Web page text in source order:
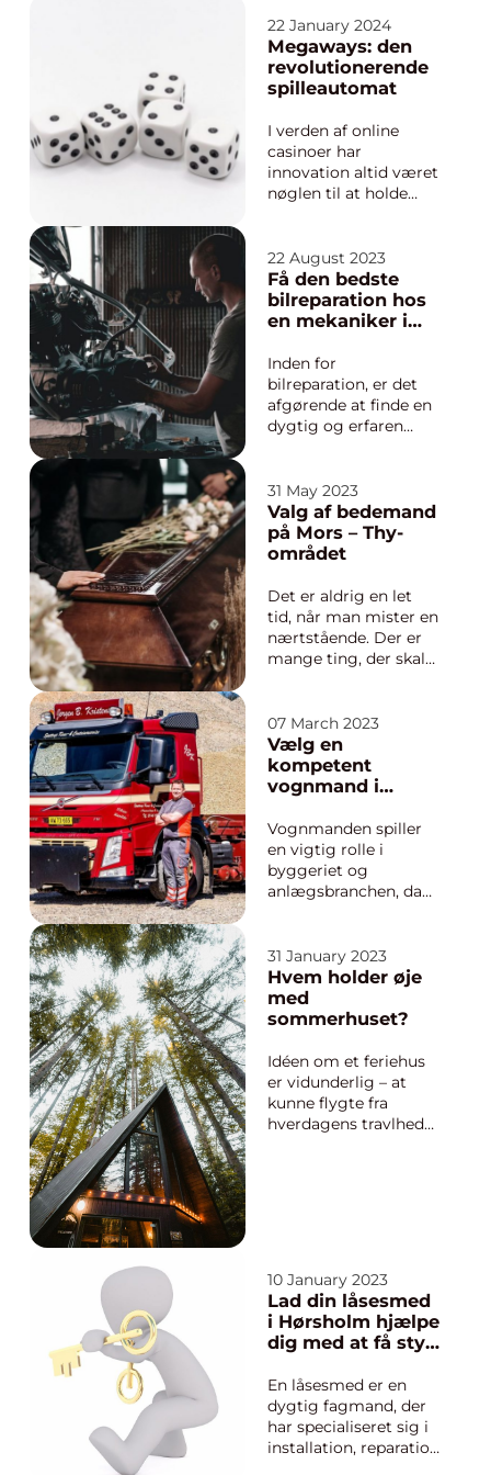
maler, der står for
kvalitet og
pålidelighed. I
købstaden Køge, med
bymidte og
omkringliggende
boligområder, er ...
22 January 2024
Megaways: den
revolutionerende
spilleautomat
I verden af online
casinoer har
innovation altid været
nøglen til at holde
de mest markante
innovationer i de
seneste år, som har
ændret spillenes
erfaring, er
introduktionen af
Megaways-me...
22 August 2023
Få den bedste
bilreparation hos
en mekaniker i
Inden for
bilreparation, er det
afgørende at finde en
dygtig og erfaren
Haderslev, men
hvordan finder du den
rigtige mekaniker for
dig?Der er flere
tage i betragtning,
inden du væ...
31 May 2023
Valg af bedemand
på Mors – Thy-
området
Det er aldrig en let
tid, når man mister en
nærtstående. Der er
mange ting, der skal
føles uoverskueligt. I
sådan en situation er
det vigtigt at have en
bedemand, der kan
07 March 2023
Vælg en
kompetent
vognmand i
Vognmanden spiller
en vigtig rolle i
byggeriet og
anlægsbranchen, da
af byggematerialer.
Vognmænd tilbyder
ofte en bred vifte af
transporttjenester,
levering af grus, sand
og andre
byggematerial...
31 January 2023
Hvem holder øje
med
sommerhuset?
Idéen om et feriehus
er vidunderlig – at
kunne flygte fra
hverdagens travlhed
kan du komme
tilbage og opdage, at
der er ...
10 January 2023
Lad din låsesmed
i Hørsholm hjælpe
dig med at få styr
En låsesmed er en
dygtig fagmand, der
har specialiseret sig i
installation, reparation